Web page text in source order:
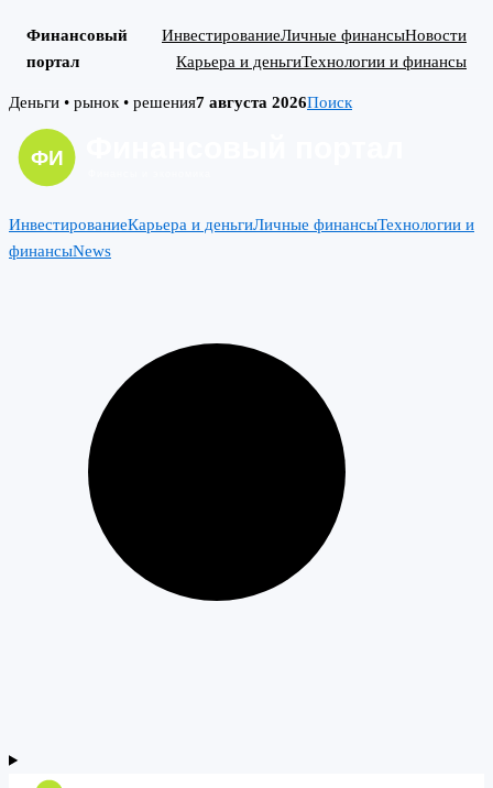
Финансовый
портал
ИнвестированиеЛичные финансыНовости
Карьера и деньгиТехнологии и финансы
Skip
content
Деньги • рынок • решения7 августа 2026Поиск
ИнвестированиеКарьера и деньгиЛичные финансыТехнологии и
финансыNews